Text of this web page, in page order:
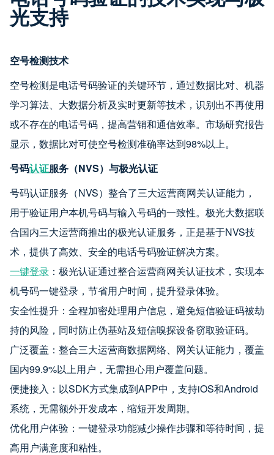
光支持
空号检测技术
空号检测是电话号码验证的关键环节，通过数据比对、机器
学习算法、大数据分析及实时更新等技术，识别出不再使用
或不存在的电话号码，提高营销和通信效率。市场研究报告
显示，数据比对可使空号检测准确率达到98%以上。
号码认证服务（NVS）与极光认证
号码认证服务（NVS）整合了三大运营商网关认证能力，
用于验证用户本机号码与输入号码的一致性。极光大数据联
合国内三大运营商推出的极光认证服务，正是基于NVS技
术，提供了高效、安全的电话号码验证解决方案。
一键登录 ：极光认证通过整合运营商网关认证技术，实现本
机号码一键登录，节省用户时间，提升登录体验。
安全性提升：全程加密处理用户信息，避免短信验证码被劫
持的风险，同时防止伪基站及短信嗅探设备窃取验证码。
广泛覆盖：整合三大运营商数据网络、网关认证能力，覆盖
国内99.9%以上用户，无需担心用户覆盖问题。
便捷接入：以SDK方式集成到APP中，支持iOS和Android
系统，无需额外开发成本，缩短开发周期。
优化用户体验：一键登录功能减少操作步骤和等待时间，提
高用户满意度和粘性。